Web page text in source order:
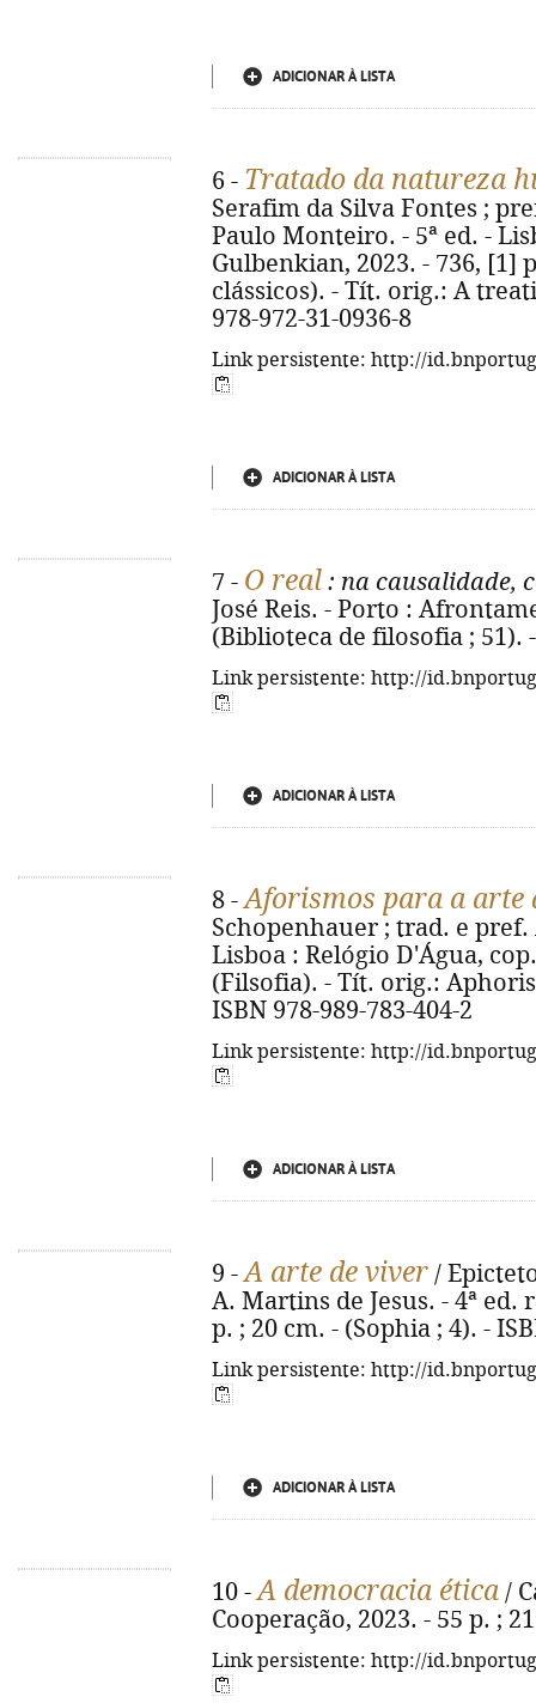
ADICIONAR À LISTA
6 - Tratado da natureza
Serafim da Silva Fontes ;
Paulo Monteiro. - 5ª ed. -
Gulbenkian, 2023. - 736, [1]
clássicos). - Tít. orig.: A
978-972-31-0936-8
Link persistente: http://
ADICIONAR À LISTA
7 - O real : na causalidade,
José Reis. - Porto :
(Biblioteca de filosofia ; 51).
Link persistente: http://
ADICIONAR À LISTA
8 -Aforismos para a arte
Schopenhauer ; trad. e
Lisboa : Relógio D'Água,
(Filsofia). - Tít. orig.:
ISBN 978-989-783-404-2
Link persistente: http://
ADICIONAR À LISTA
9 -A arte de viver /
A. Martins de Jesus. - 4ª ed.
p. ; 20 cm. - (Sophia ; 4). -
Link persistente: http://
ADICIONAR À LISTA
10 -A democracia ética /
Cooperação, 2023. - 55 p. ;
Link persistente: http://